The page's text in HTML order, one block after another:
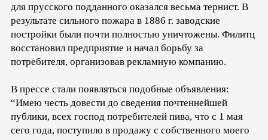
для прусского подданного оказался весьма тернист. В
результате сильного пожара в 1886 г. заводские
постройки были почти полностью уничтожены. Филитц
восстановил предприятие и начал борьбу за
потребителя, организовав рекламную компанию.
В прессе стали появляться подобные объявления:
“Имею честь довести до сведения почтеннейшей
публики, всех господ потребителей пива, что с 1 мая
сего года, поступило в продажу с собственного моего